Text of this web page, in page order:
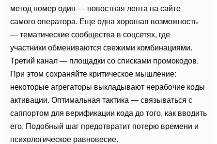
метод номер один — новостная лента на сайте
самого оператора. Еще одна хорошая возможность
— тематические сообщества в соцсетях, где
участники обмениваются свежими комбинациями.
Третий канал — площадки со списками промокодов.
При этом сохраняйте критическое мышление:
некоторые агрегаторы выкладывают нерабочие коды
активации. Оптимальная тактика — связываться с
саппортом для верификации кода до того, как вводить
его. Подобный шаг предотвратит потерю времени и
психологическое равновесие.